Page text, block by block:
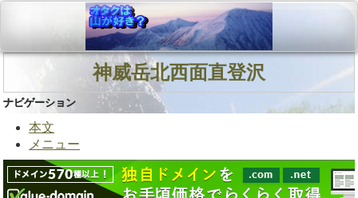
神威岳北西面直登沢
ナビゲーション
本文
メニュー